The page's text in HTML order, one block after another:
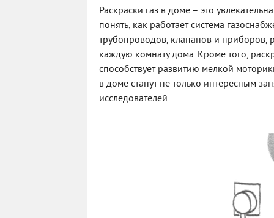
Раскраски газ в доме – это
понять, как работает система
трубопроводов, клапанов и приборов,
каждую комнату дома. Кроме того,
способствует развитию мелкой
в доме станут не только интересным
исследователей.